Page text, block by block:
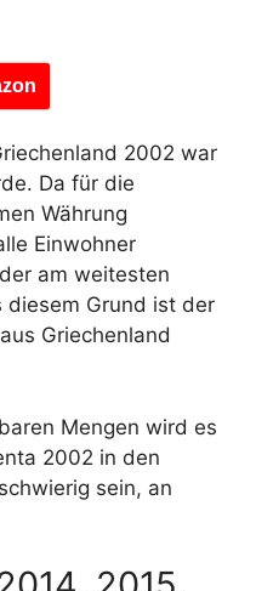
2002 war
Da für die
Währung
Einwohner
am weitesten
diesem Grund ist der
Griechenland
Mengen wird es
2002 in den
sein, an